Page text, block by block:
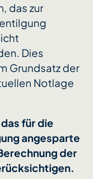
das zur
Dies
Grundsatz der
Notlage
für die
angesparte
der